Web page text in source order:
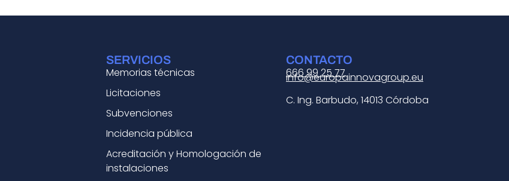
SERVICIOS
Memorias técnicas
Licitaciones
Subvenciones
Incidencia pública
Acreditación y Homologación de
instalaciones
CONTACTO
666 99 25 77
info@europainnovagroup.eu
C. Ing. Barbudo, 14013 Córdoba